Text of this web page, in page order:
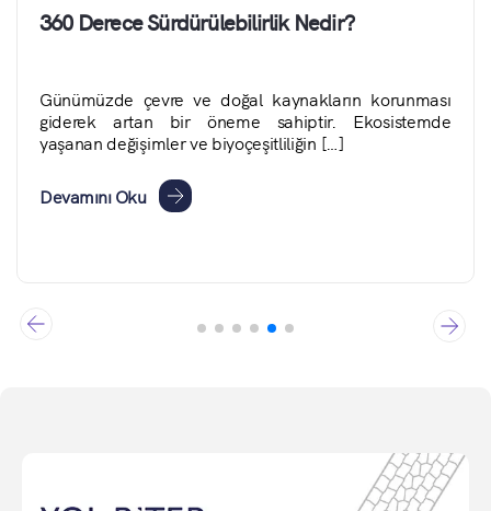
360 Derece Sürdürülebilirlik Nedir?
Günümüzde çevre ve doğal kaynakların korunması
giderek artan bir öneme sahiptir. Ekosistemde
yaşanan değişimler ve biyoçeşitliliğin […]
Devamını Oku